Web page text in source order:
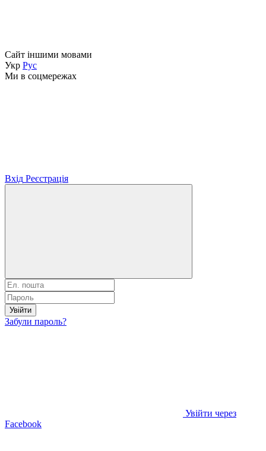
Сайт іншими мовами
Укр Рус
Ми в соцмережах
Вхід Реєстрація
Увійти
Забули пароль?
Увійти через
Facebook